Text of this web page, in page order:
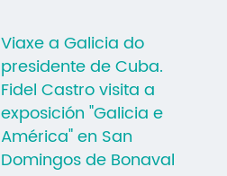
Viaxe a Galicia do
presidente de Cuba.
Fidel Castro visita a
exposición "Galicia e
América" en San
Domingos de Bonaval